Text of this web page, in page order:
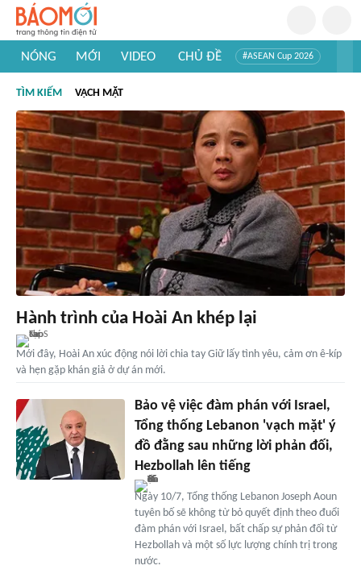
NÓNG MỚI VIDEO CHỦ ĐỀ #ASEAN Cup 2026
#Khám phá thế giới
TÌM KIẾM VẠCH MẶT
Hành trình của Hoài An khép lại
Mới đây, Hoài An xúc động nói lời chia tay Giữ lấy tình yêu, cảm ơn ê-kíp
và hẹn gặp khán giả ở dự án mới.
Bảo vệ việc đàm phán với Israel,
Tổng thống Lebanon 'vạch mặt' ý
đồ đằng sau những lời phản đối,
Hezbollah lên tiếng
Ngày 10/7, Tổng thống Lebanon Joseph Aoun
tuyên bố sẽ không từ bỏ quyết định theo đuổi
đàm phán với Israel, bất chấp sự phản đối từ
Hezbollah và một số lực lượng chính trị trong
nước.